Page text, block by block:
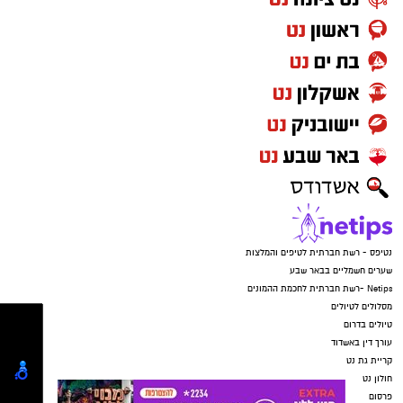
בפרסומינו צילום שיש לכם זכויות בו, אתם רשאים
לפנות אלינו ולבקש לחדול מהשימוש באמצעות
כתובת המייל:ram@isnet.co.il
האירוע הופסק רק בנס, לאחר שאמה של אחד
הקורבנות, שדאגה מכך שבנה טרם שב, התקשרה
ללא הרף. התוקפים הורו לנער לענות ולומר שהוא
בפארק, וכשהבינו שהאם בדרכה למקום – הם
איימו על הקורבנות שאם ידברו הם יגיעו עד לביתם,
זרקו את הטלפונים ונמלטו מהמקום.
קרדיט: משטרת ישראל
נטיפס - רשת חברתית לטיפים והמלצות
שערים חשמליים בבאר שבע
Netips -רשת חברתית לחכמת ההמונים
מסלולים לטיולים
טיולים בדרום
עורך דין באשדוד
קריית גת נט
חולון נט
פרסום